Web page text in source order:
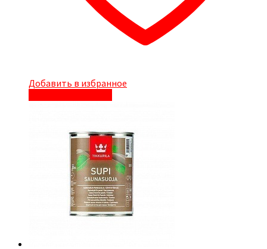
Добавить в избранное